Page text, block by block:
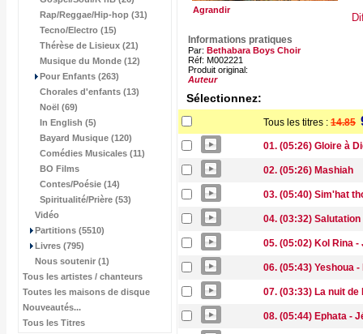
Rap/Reggae/Hip-hop (31)
Tecno/Electro (15)
Thérèse de Lisieux (21)
Musique du Monde (12)
Pour Enfants (263)
Chorales d'enfants (13)
Noël (69)
In English (5)
Bayard Musique (120)
Comédies Musicales (11)
BO Films
Contes/Poésie (14)
Spiritualité/Prière (53)
Vidéo
Partitions (5510)
Livres (795)
Nous soutenir (1)
Tous les artistes / chanteurs
Toutes les maisons de disque
Nouveautés...
Tous les Titres
Agrandir
Informations pratiques
Par: Bethabara Boys Choir
Réf: M002221
Produit original:
Auteur
Sélectionnez:
Tous les titres : 14.85
01. (05:26) Gloire à
02. (05:26) Mashiah
03. (05:40) Sim'hat
04. (03:32)
05. (05:02) Kol Rina -
06. (05:43) Yeshoua -
07. (03:33) La nuit de
08. (05:44) Ephata -